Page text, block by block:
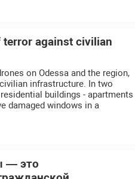
terror against civilian
on Odessa and the region,
infrastructure. In two
buildings - apartments
damaged windows in a
— это